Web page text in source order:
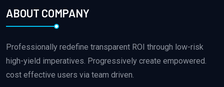
ABOUT COMPANY
Professionally redefine transparent ROI through low-risk
high-yield imperatives. Progressively create empowered.
cost effective users via team driven.